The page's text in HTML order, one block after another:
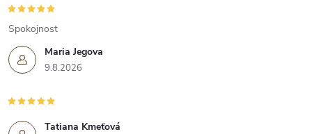
Maria Jegova
9.8.2026
Spokojnost
Tatiana Kmeťová